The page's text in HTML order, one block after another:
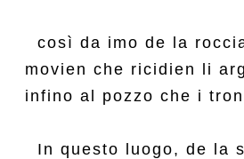
così da imo de la
movien che ricidien li
infino al pozzo che i
In questo luogo, de la